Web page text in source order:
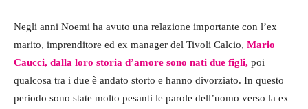
Negli anni Noemi ha avuto una relazione importante con l’ex
marito, imprenditore ed ex manager del Tivoli Calcio, Mario
Caucci, dalla loro storia d’amore sono nati due figli, poi
qualcosa tra i due è andato storto e hanno divorziato. In questo
periodo sono state molto pesanti le parole dell’uomo verso la ex